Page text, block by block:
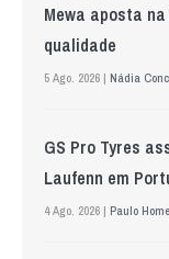
Mewa aposta
qualidade
5 Ago. 2026 | Nádia
GS Pro Tyres
Laufenn em
4 Ago. 2026 | Paulo